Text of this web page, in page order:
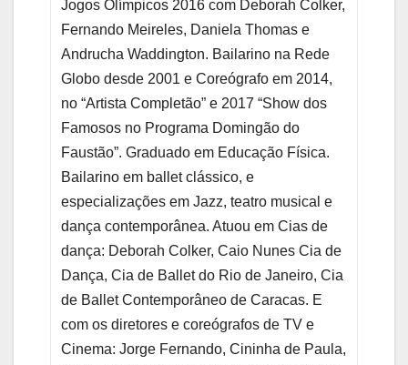
Jogos Olímpicos 2016 com Deborah Colker,
Fernando Meireles, Daniela Thomas e
Andrucha Waddington. Bailarino na Rede
Globo desde 2001 e Coreógrafo em 2014,
no “Artista Completão” e 2017 “Show dos
Famosos no Programa Domingão do
Faustão”. Graduado em Educação Física.
Bailarino em ballet clássico, e
especializações em Jazz, teatro musical e
dança contemporânea. Atuou em Cias de
dança: Deborah Colker, Caio Nunes Cia de
Dança, Cia de Ballet do Rio de Janeiro, Cia
de Ballet Contemporâneo de Caracas. E
com os diretores e coreógrafos de TV e
Cinema: Jorge Fernando, Cininha de Paula,